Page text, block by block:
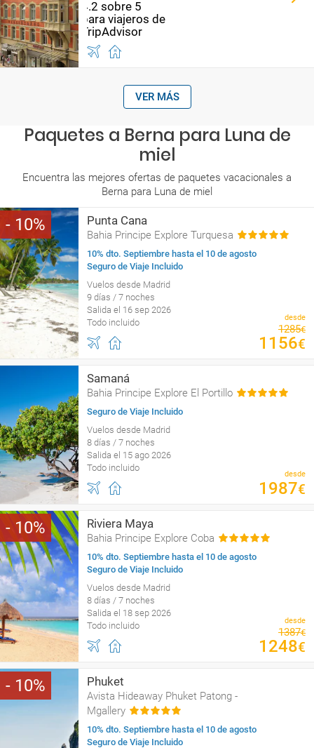
VER MÁS
Paquetes a Berna para Luna de
miel
Encuentra las mejores ofertas de paquetes vacacionales a
Berna para Luna de miel
10 Punta Cana
Bahia Principe Explore Turquesa
10% dto. Septiembre hasta el 10 de agosto
Seguro de Viaje Incluido
Vuelos desde Madrid
9 días / 7 noches
Salida el 16 sep 2026
Todo incluido
desde
1285€
1156€
Samaná
Bahia Principe Explore El Portillo
Seguro de Viaje Incluido
Vuelos desde Madrid
8 días / 7 noches
Salida el 15 ago 2026
Todo incluido
desde
1987€
10 Riviera Maya
Bahia Principe Explore Coba
10% dto. Septiembre hasta el 10 de agosto
Seguro de Viaje Incluido
Vuelos desde Madrid
8 días / 7 noches
Salida el 18 sep 2026
Todo incluido
desde
1387€
1248€
10 Phuket
Avista Hideaway Phuket Patong -
Mgallery
10% dto. Septiembre hasta el 10 de agosto
Seguro de Viaje Incluido